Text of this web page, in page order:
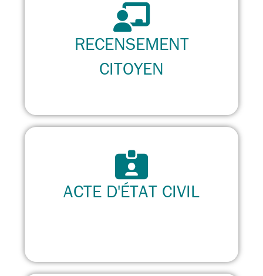
RECENSEMENT
CITOYEN
ACTE D'ÉTAT CIVIL